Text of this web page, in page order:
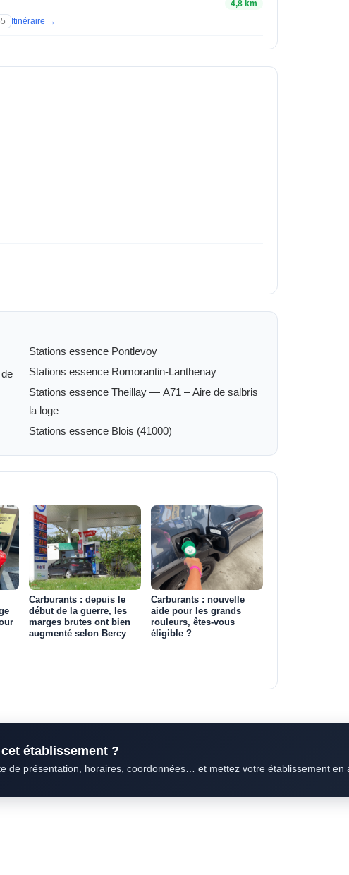
4,8 km
Itinéraire →
Stations essence Pontlevoy
Stations essence Romorantin-Lanthenay
Stations essence Theillay — A71 – Aire de salbris
la loge
Stations essence Blois (41000)
Carburants : depuis le
début de la guerre, les
marges brutes ont bien
augmenté selon Bercy
Carburants : nouvelle
aide pour les grands
rouleurs, êtes-vous
éligible ?
établissement ?
de présentation, horaires, coordonnées… et mettez votre établissement en